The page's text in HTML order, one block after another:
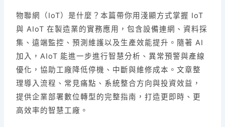
c
e
b
o
o
k
ai
l
物聯網（IoT）是什麼？本篇帶你用淺顯方式掌握 IoT
與 AIoT 在製造業的實務應用，包含設備連網、資料採
集、遠端監控、預測維護以及生產效能提升。隨著 AI
加入，AIoT 能進一步進行智慧分析、異常預警與產線
優化，協助工廠降低停機、中斷與維修成本。文章整
理導入流程、常見痛點、系統整合方向與投資效益，
提供企業部署數位轉型的完整指南，打造更即時、更
高效率的智慧工廠。